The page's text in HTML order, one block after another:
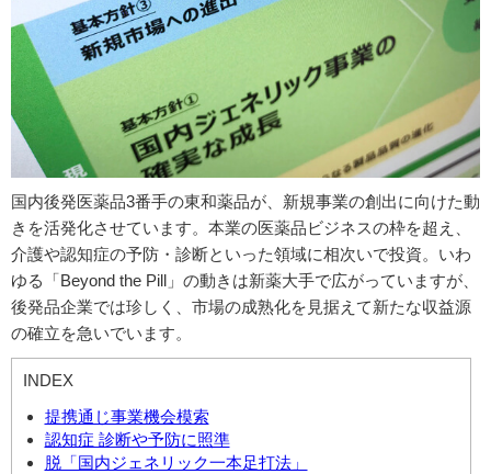
国内後発医薬品3番手の東和薬品が、新規事業の創出に向けた動
きを活発化させています。本業の医薬品ビジネスの枠を超え、
介護や認知症の予防・診断といった領域に相次いで投資。いわ
ゆる「Beyond the Pill」の動きは新薬大手で広がっていますが、
後発品企業では珍しく、市場の成熟化を見据えて新たな収益源
の確立を急いでいます。
INDEX
提携通じ事業機会模索
認知症 診断や予防に照準
脱「国内ジェネリック一本足打法」